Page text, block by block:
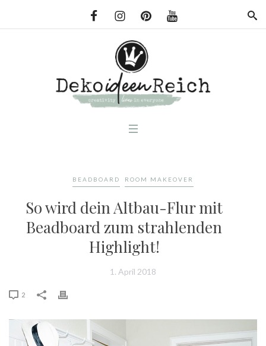
BEADBOARD ROOM MAKEOVER
So wird dein Altbau-Flur mit
Beadboard zum strahlenden
Highlight!
1. April 2018
2